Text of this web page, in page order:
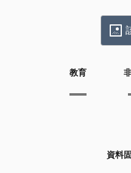
教育
資料